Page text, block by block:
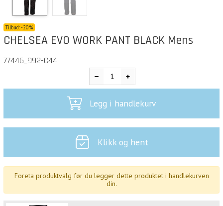
Tilbud:-20%
CHELSEA EVO WORK PANT BLACK Mens
77446_992-C44
Legg i handlekurv
Klikk og hent
Foreta produktvalg før du legger dette produktet i handlekurven
din.